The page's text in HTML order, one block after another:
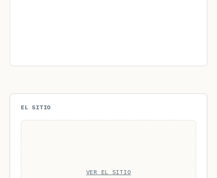
EL SITIO
VER EL SITIO